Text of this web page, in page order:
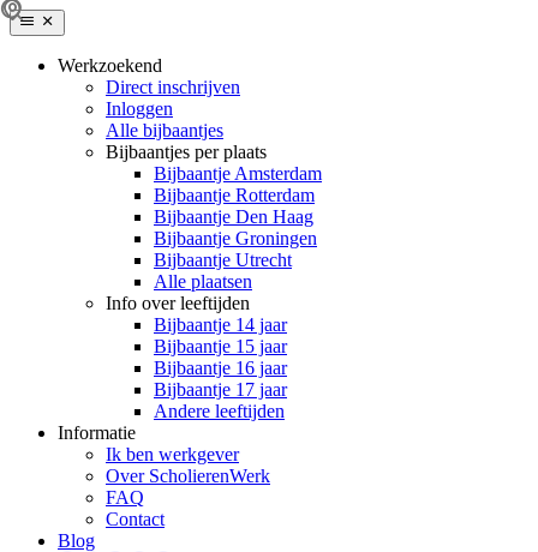
Werkzoekend
Direct inschrijven
Inloggen
Alle bijbaantjes
Bijbaantjes per plaats
Bijbaantje Amsterdam
Bijbaantje Rotterdam
Bijbaantje Den Haag
Bijbaantje Groningen
Bijbaantje Utrecht
Alle plaatsen
Info over leeftijden
Bijbaantje 14 jaar
Bijbaantje 15 jaar
Bijbaantje 16 jaar
Bijbaantje 17 jaar
Andere leeftijden
Informatie
Ik ben werkgever
Over ScholierenWerk
FAQ
Contact
Blog